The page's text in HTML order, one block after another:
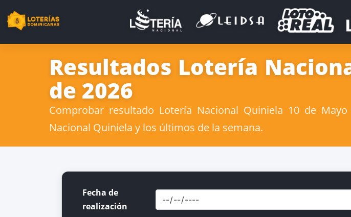
Resultados Lotería
de 2026
Comprobar resultado Lotería Nacional Quiniela 10 de
Nacional Quiniela y los últimos de la semana.
Fecha de
realización